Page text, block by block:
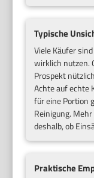
Typische
Viele Käufer
wirklich nutzen.
Prospekt
Achte auf echte
für eine Portion
Reinigung.
deshalb, ob
Praktische